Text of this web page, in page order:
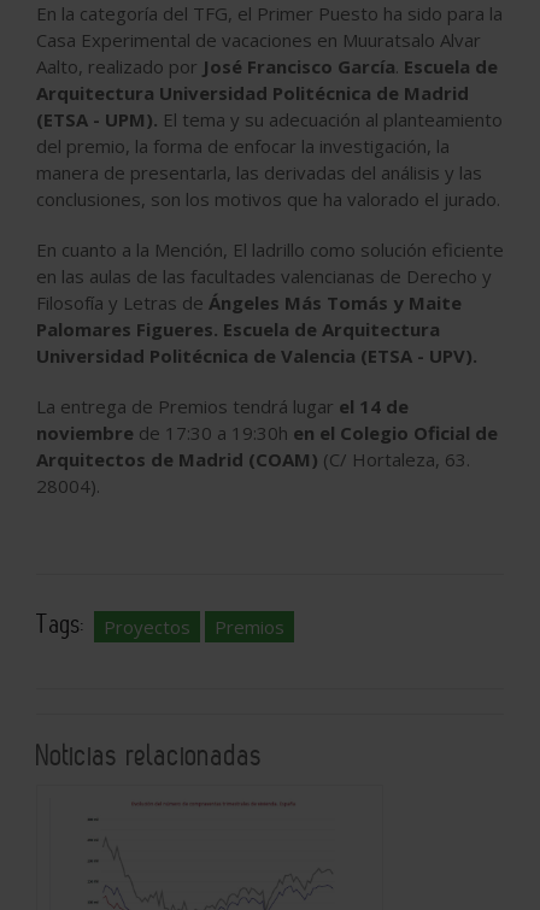
En la categoría del TFG, el Primer Puesto ha sido para la
Casa Experimental de vacaciones en Muuratsalo Alvar
Aalto, realizado por José Francisco García. Escuela de
Arquitectura Universidad Politécnica de Madrid
(ETSA - UPM). El tema y su adecuación al planteamiento
del premio, la forma de enfocar la investigación, la
manera de presentarla, las derivadas del análisis y las
conclusiones, son los motivos que ha valorado el jurado.
En cuanto a la Mención, El ladrillo como solución eficiente
en las aulas de las facultades valencianas de Derecho y
Filosofía y Letras de Ángeles Más Tomás y Maite
Palomares Figueres. Escuela de Arquitectura
Universidad Politécnica de Valencia (ETSA - UPV).
La entrega de Premios tendrá lugar el 14 de
noviembre de 17:30 a 19:30h en el Colegio Oficial de
Arquitectos de Madrid (COAM) (C/ Hortaleza, 63.
28004).
Tags: Proyectos Premios
Noticias relacionadas